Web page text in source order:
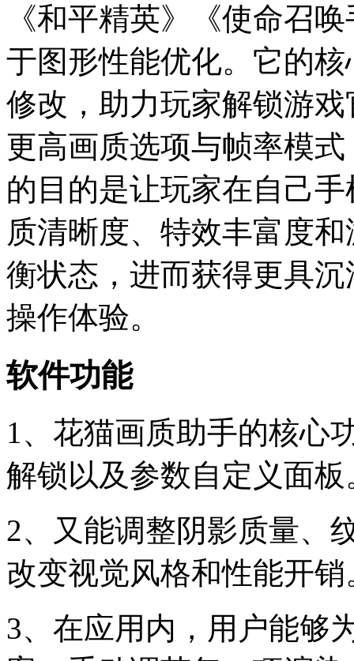
《和平精英》《使命召
于图形性能优化。它的
修改，助力玩家解锁游
更高画质选项与帧率模
的目的是让玩家在自己
质清晰度、特效丰富度
衡状态，进而获得更具
操作体验。
软件功能
1、花猫画质助手的核心
解锁以及参数自定义面板
2、又能调整阴影质量、
改变视觉风格和性能开销
3、在应用内，用户能够